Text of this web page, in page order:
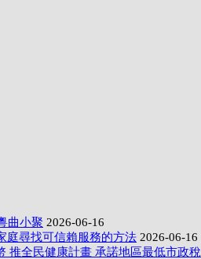
曲小聚 2026-06-16
庭尋找可信賴服務的方法 2026-06-16
推全民健康計畫 承諾地區最低市政稅